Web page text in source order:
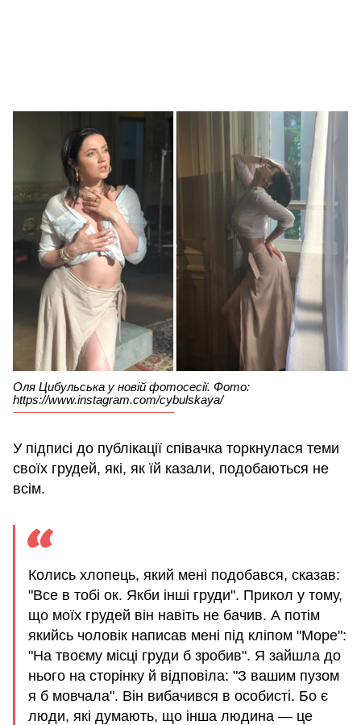
Оля Цибульська у новій фотосесії. Фото:
https://www.instagram.com/cybulskaya/
У підписі до публікації співачка торкнулася теми
своїх грудей, які, як їй казали, подобаються не
всім.
Колись хлопець, який мені подобався, сказав:
"Все в тобі ок. Якби інші груди". Прикол у тому,
що моїх грудей він навіть не бачив. А потім
якийсь чоловік написав мені під кліпом "Море":
"На твоєму місці груди б зробив". Я зайшла до
нього на сторінку й відповіла: "З вашим пузом
я б мовчала". Він вибачився в особисті. Бо є
люди, які думають, що інша людина — це